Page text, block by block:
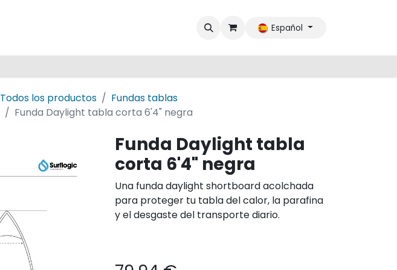
Español
Todos los productos
Fundas tablas
Funda Daylight tabla corta 6'4" negra
Funda Daylight tabla
corta 6'4" negra
Una funda daylight shortboard acolchada
para proteger tu tabla del calor, la parafina
y el desgaste del transporte diario.